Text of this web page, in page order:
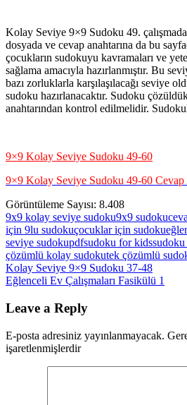
Kolay Seviye 9×9 Sudoku 49.
dosyada ve cevap anahtarına da bu
çocukların sudokuyu kavramaları ve
sağlama amacıyla hazırlanmıştır. Bu
bazı zorluklarla karşılaşılacağı seviye
sudoku hazırlanacaktır. Sudoku
anahtarından kontrol edilmelidir.
9×9 Kolay Seviye Sudoku 49-60
9×9 Kolay Seviye Sudoku 49-60 Cevap
Görüntüleme Sayısı: 8.408
9x9 kolay seviye sudoku9x9 sudoku
için 9lu sudokuçocuklar için sudoku
seviye sudokupdfsudoku for kids
çözümlü kolay sudokutek çözümlü
Yazı
gezinmesi
Previous
Post:
Kolay Seviye 9×9 Sudoku 37-48
Next
Eğlenceli Ev Çalışmaları Fasikülü 1
Leave a Reply
E-posta adresiniz yayınlanmayacak.
işaretlenmişlerdir